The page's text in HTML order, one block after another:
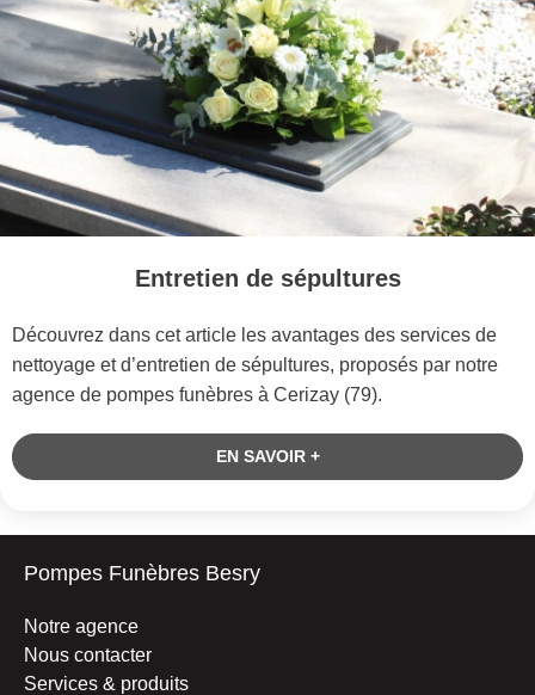
Entretien de sépultures
Découvrez dans cet article les avantages des services de
nettoyage et d’entretien de sépultures, proposés par notre
agence de pompes funèbres à Cerizay (79).
EN SAVOIR +
Pompes Funèbres Besry
Notre agence
Nous contacter
Services & produits